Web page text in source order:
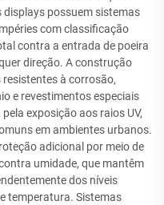
possuem sistemas
com classificação
contra a entrada de poeira
direção. A construção
à corrosão,
e revestimentos especiais
exposição aos raios UV,
em ambientes urbanos.
adicional por meio de
umidade, que mantêm
dos níveis
temperatura. Sistemas